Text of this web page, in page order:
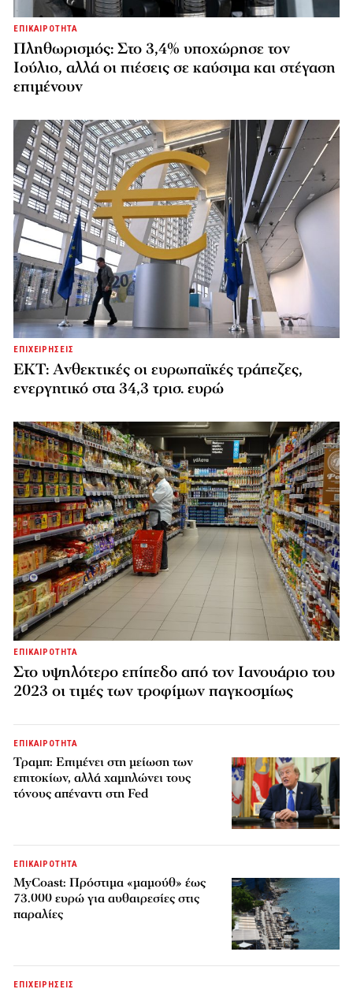
ΕΠΙΚΑΙΡΟΤΗΤΑ
Πληθωρισμός: Στο 3,4% υποχώρησε τον
Ιούλιο, αλλά οι πιέσεις σε καύσιμα και στέγαση
επιμένουν
ΕΠΙΧΕΙΡΗΣΕΙΣ
ΕΚΤ: Ανθεκτικές οι ευρωπαϊκές τράπεζες,
ενεργητικό στα 34,3 τρισ. ευρώ
ΕΠΙΚΑΙΡΟΤΗΤΑ
Στο υψηλότερο επίπεδο από τον Ιανουάριο του
2023 οι τιμές των τροφίμων παγκοσμίως
ΕΠΙΚΑΙΡΟΤΗΤΑ
Τραμπ: Επιμένει στη μείωση των
επιτοκίων, αλλά χαμηλώνει τους
τόνους απέναντι στη Fed
ΕΠΙΚΑΙΡΟΤΗΤΑ
MyCoast: Πρόστιμα «μαμούθ» έως
73.000 ευρώ για αυθαιρεσίες στις
παραλίες
ΕΠΙΧΕΙΡΗΣΕΙΣ